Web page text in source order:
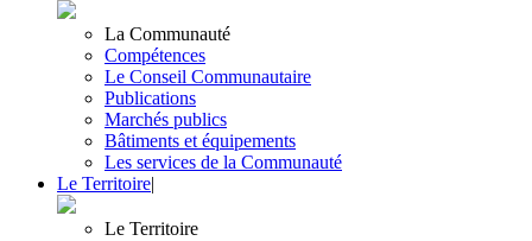
La Communauté
Compétences
Le Conseil Communautaire
Publications
Marchés publics
Bâtiments et équipements
Les services de la Communauté
Le Territoire|
Le Territoire